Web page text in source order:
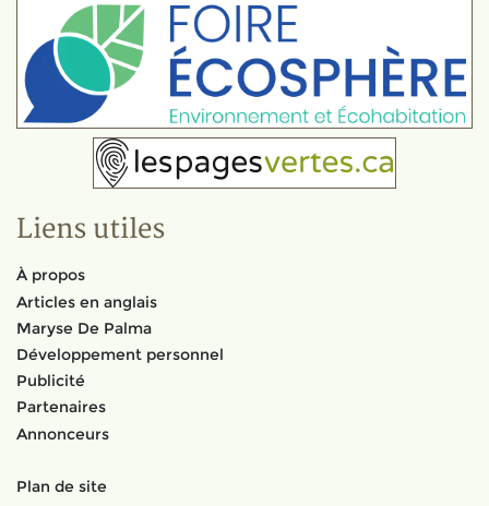
Liens utiles
À propos
Articles en anglais
Maryse De Palma
Développement personnel
Publicité
Partenaires
Annonceurs
Plan de site